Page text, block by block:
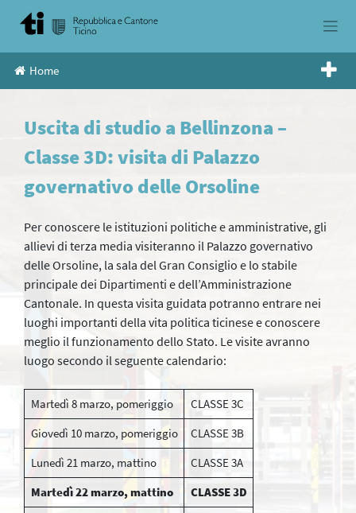
Home
Uscita di studio a Bellinzona –
Classe 3D: visita di Palazzo
governativo delle Orsoline
Per conoscere le istituzioni politiche e amministrative, gli
allievi di terza media visiteranno il Palazzo governativo
delle Orsoline, la sala del Gran Consiglio e lo stabile
principale dei Dipartimenti e dell’Amministrazione
Cantonale. In questa visita guidata potranno entrare nei
luoghi importanti della vita politica ticinese e conoscere
meglio il funzionamento dello Stato. Le visite avranno
luogo secondo il seguente calendario:
Martedì 8 marzo, pomeriggio
CLASSE 3C
Giovedì 10 marzo, pomeriggio
CLASSE 3B
Lunedì 21 marzo, mattino
CLASSE 3A
Martedì 22 marzo, mattino
CLASSE 3D